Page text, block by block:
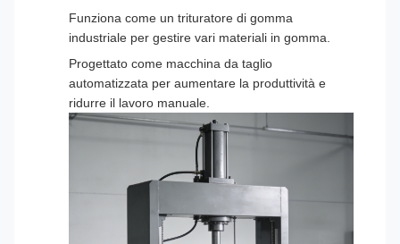
Funziona come un trituratore di gomma
industriale per gestire vari materiali in gomma.
Progettato come macchina da taglio
automatizzata per aumentare la produttività e
ridurre il lavoro manuale.